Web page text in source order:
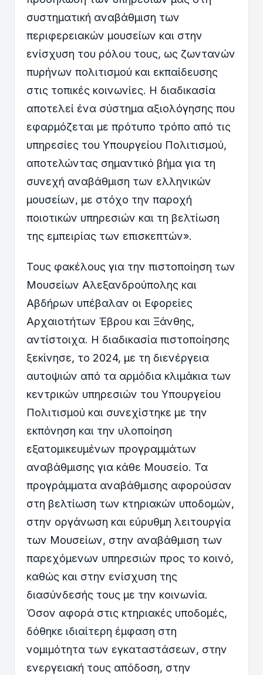
συστηματική αναβάθμιση των
περιφερειακών μουσείων και στην
ενίσχυση του ρόλου τους, ως ζωντανών
πυρήνων πολιτισμού και εκπαίδευσης
στις τοπικές κοινωνίες. Η διαδικασία
αποτελεί ένα σύστημα αξιολόγησης που
εφαρμόζεται με πρότυπο τρόπο από τις
υπηρεσίες του Υπουργείου Πολιτισμού,
αποτελώντας σημαντικό βήμα για τη
συνεχή αναβάθμιση των ελληνικών
μουσείων, με στόχο την παροχή
ποιοτικών υπηρεσιών και τη βελτίωση
της εμπειρίας των επισκεπτών».
Τους φακέλους για την πιστοποίηση των
Μουσείων Αλεξανδρούπολης και
Αβδήρων υπέβαλαν οι Εφορείες
Αρχαιοτήτων Έβρου και Ξάνθης,
αντίστοιχα. Η διαδικασία πιστοποίησης
ξεκίνησε, το 2024, με τη διενέργεια
αυτοψιών από τα αρμόδια κλιμάκια των
κεντρικών υπηρεσιών του Υπουργείου
Πολιτισμού και συνεχίστηκε με την
εκπόνηση και την υλοποίηση
εξατομικευμένων προγραμμάτων
αναβάθμισης για κάθε Μουσείο. Τα
προγράμματα αναβάθμισης αφορούσαν
στη βελτίωση των κτηριακών υποδομών,
στην οργάνωση και εύρυθμη λειτουργία
των Μουσείων, στην αναβάθμιση των
παρεχόμενων υπηρεσιών προς το κοινό,
καθώς και στην ενίσχυση της
διασύνδεσής τους με την κοινωνία.
Όσον αφορά στις κτηριακές υποδομές,
δόθηκε ιδιαίτερη έμφαση στη
νομιμότητα των εγκαταστάσεων, στην
ενεργειακή τους απόδοση, στην